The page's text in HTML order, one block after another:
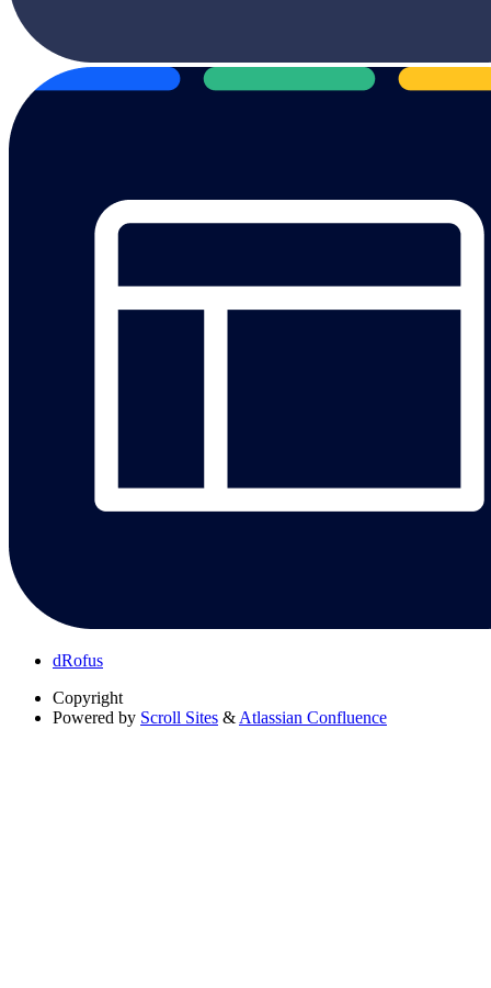
dRofus
Copyright
Powered by Scroll Sites & Atlassian Confluence